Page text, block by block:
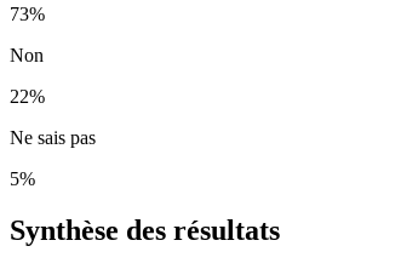
73%
Non
22%
Ne sais pas
5%
Synthèse des résultats